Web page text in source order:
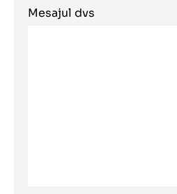
Mesajul dvs